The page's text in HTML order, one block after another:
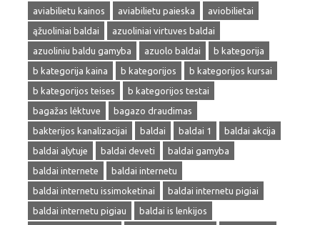
aviabilietu kainos
aviabilietu paieska
aviobilietai
ąžuoliniai baldai
azuoliniai virtuves baldai
azuoliniu baldu gamyba
azuolo baldai
b kategorija
b kategorija kaina
b kategorijos
b kategorijos kursai
b kategorijos teises
b kategorijos testai
bagažas lėktuve
bagazo draudimas
bakterijos kanalizacijai
baldai baldai 1
baldai akcija
baldai alytuje
baldai deveti
baldai gamyba
baldai internete
baldai internetu
baldai internetu issimoketinai
baldai internetu pigiai
baldai internetu pigiau
baldai is lenkijos